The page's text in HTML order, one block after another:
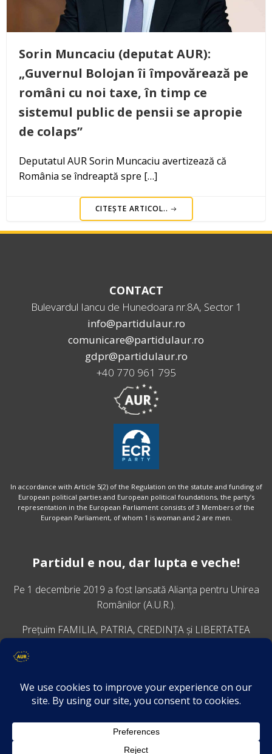
Sorin Muncaciu (deputat AUR):
„Guvernul Bolojan îi împovărează pe
români cu noi taxe, în timp ce
sistemul public de pensii se apropie
de colaps”
Deputatul AUR Sorin Muncaciu avertizează că
România se îndreaptă spre […]
CITEȘTE ARTICOL..
CONTACT
Bulevardul Iancu de Hunedoara nr.8A, Sector 1
info@partidulaur.ro
comunicare@partidulaur.ro
gdpr@partidulaur.ro
+40 770 961 795
In accordance with Article 5(2) of the Regulation on the statute and funding of
European political parties and European political foundations, the party’s
representation in the European Parliament consists of 3 Members of the
European Parliament, of whom 1 is woman and 2 are men.
Partidul e nou, dar lupta e veche!
Pe 1 decembrie 2019 a fost lansatăAlianța pentru Unirea
Românilor (A.U.R.).
Prețuim FAMILIA, PATRIA, CREDINȚA și LIBERTATEA
VINO ALĂTURI DE NOI
Descarcă aplicația Platforma AUR
Termeni și condiții de confidențialitate